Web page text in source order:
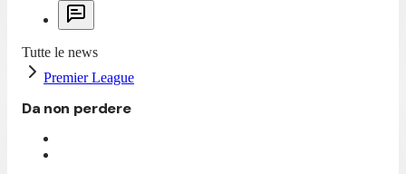
Tutte le news
Premier League
Da non perdere